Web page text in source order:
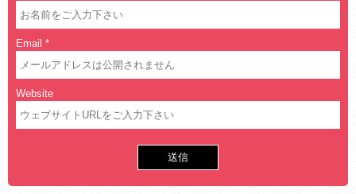
Email *
Website